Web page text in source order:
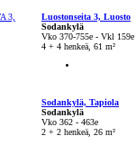
Luostonseita 3, Luosto
Sodankylä
Vko 370-755e - Vkl 159e
4 + 4 henkeä, 61 m²
Sodankylä, Tapiola
Sodankylä
Vko 362 - 463e
2 + 2 henkeä, 26 m²